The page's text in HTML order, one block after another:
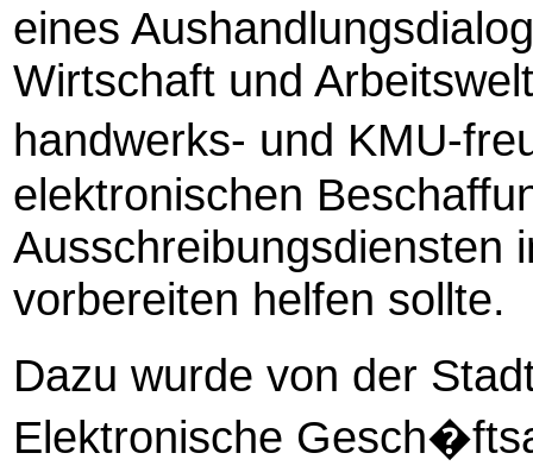
eines
Wirtschaft und
handwerks- und KMU-
elektronischen
Ausschreibungsdiensten
vorbereiten helfen sollte.
Dazu wurde von der
Elektronische